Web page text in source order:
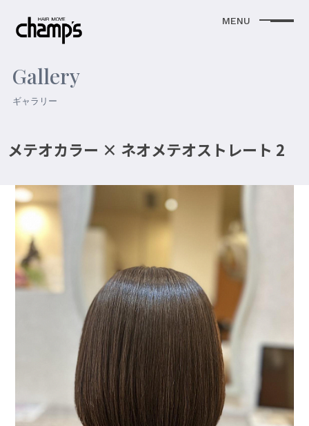
Gallery
ギャラリー
メテオカラー × ネオメテオストレート 2